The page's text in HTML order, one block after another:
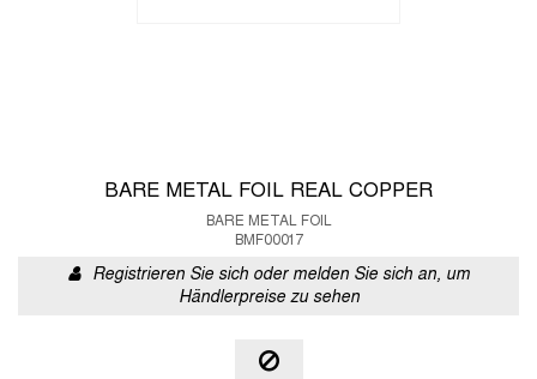
BARE METAL FOIL REAL COPPER
BARE METAL FOIL
BMF00017
Registrieren Sie sich oder melden Sie sich an, um
Händlerpreise zu sehen